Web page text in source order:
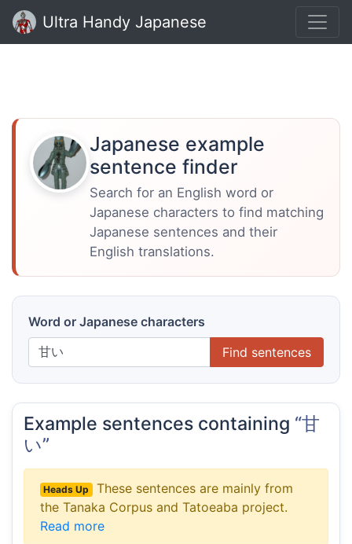
Ultra Handy Japanese
Japanese example
sentence finder
Search for an English word or
Japanese characters to find matching
Japanese sentences and their
English translations.
Word or Japanese characters
Find sentences
Example sentences containing “甘
い”
Heads Up
These sentences are mainly from
the Tanaka Corpus and Tatoeaba project.
Read more